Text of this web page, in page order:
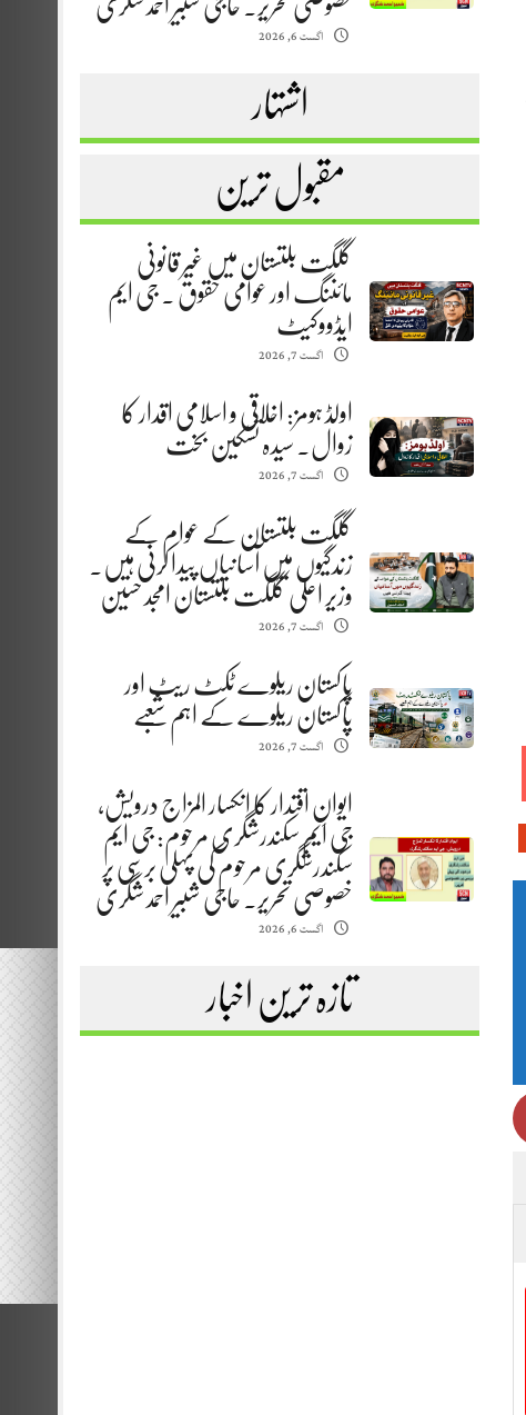
خصوصی تحریر. حاجی شبیر احمد شگری
اگست 6, 2026
اشتہار
مقبول ترین
گلگت بلتستان میں غیر قانونی
مائننگ اور عوامی حقوق . جی ایم
ایڈووکیٹ
اگست 7, 2026
اولڈ ہومز: اخلاقی و اسلامی اقدار کا
زوال. سیدہ تسکین بخت
اگست 7, 2026
گلگت بلتستان کے عوام کے
زندگیوں میں آسانیاں پیدا کرنی ہیں.
وزیر اعلیٰ گلگت بلتستان امجد حسین
اگست 7, 2026
پاکستان ریلوے ٹکٹ ریٹ اور
پاکستان ریلوے کے اہم شعبے
اگست 7, 2026
ایوانِ اقتدار کا انکسار المزاج درویش،
جی ایم سکندرشگری مرحوم: جی ایم
سکندرشگری مرحوم کی پہلی برسی پر
خصوصی تحریر. حاجی شبیر احمد شگری
اگست 6, 2026
تازہ ترین اخبار